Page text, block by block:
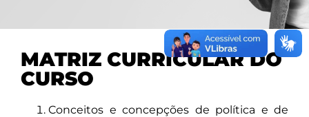
MATRIZ CURRICULAR DO
CURSO
Conceitos e concepções de política e de